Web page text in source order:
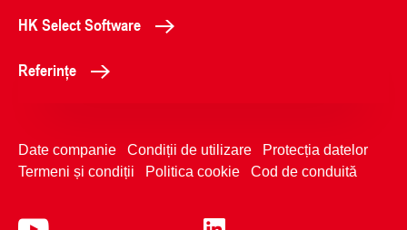
HK Select Software
Referințe
Date companie Condiții de utilizare
Protecția datelor
Termeni și condiții
Politica cookie Cod de conduită